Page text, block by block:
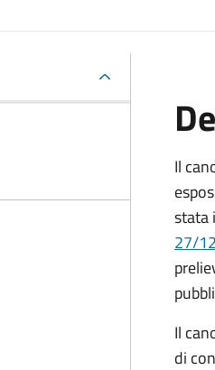
Il
stata
27/
Il
di